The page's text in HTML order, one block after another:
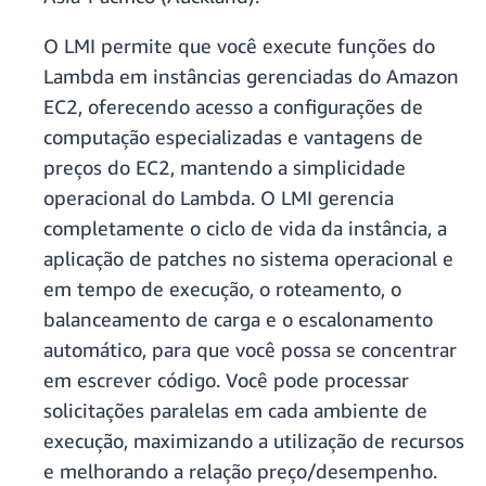
O LMI permite que você execute funções do
Lambda em instâncias gerenciadas do Amazon
EC2, oferecendo acesso a configurações de
computação especializadas e vantagens de
preços do EC2, mantendo a simplicidade
operacional do Lambda. O LMI gerencia
completamente o ciclo de vida da instância, a
aplicação de patches no sistema operacional e
em tempo de execução, o roteamento, o
balanceamento de carga e o escalonamento
automático, para que você possa se concentrar
em escrever código. Você pode processar
solicitações paralelas em cada ambiente de
execução, maximizando a utilização de recursos
e melhorando a relação preço/desempenho.